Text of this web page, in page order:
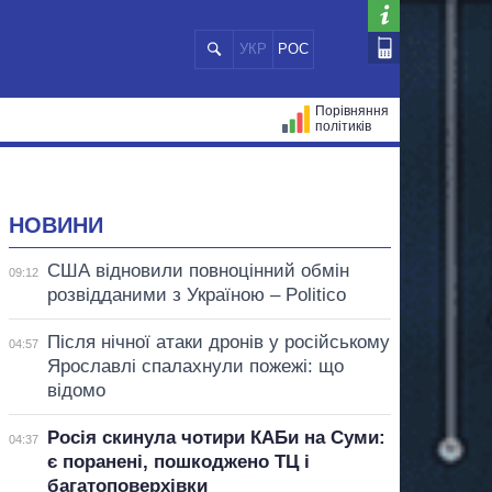
УКР РОС
Порівняння
політиків
НОВИНИ
09:12
США відновили повноцінний обмін
розвідданими з Україною – Politico
04:57
Після нічної атаки дронів у російському
Ярославлі спалахнули пожежі: що
відомо
04:37
Росія скинула чотири КАБи на Суми:
є поранені, пошкоджено ТЦ і
багатоповерхівки